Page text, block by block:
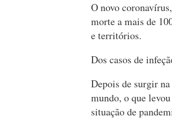
O novo
morte a mais de
e territórios.
Dos casos de
Depois de surgir
mundo, o que
situação de